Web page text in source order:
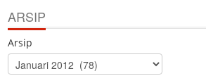
ARSIP
Arsip